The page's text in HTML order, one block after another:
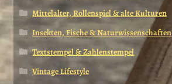
Mittelalter, Rollenspiel & alte Kulturen
Insekten, Fische & Naturwissenschaften
Textstempel & Zahlenstempel
Vintage Lifestyle